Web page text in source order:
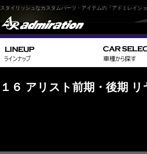
スタイリッシュなカスタムパーツ・アイテムの「アドミレイショ
１６ アリスト前期・後期